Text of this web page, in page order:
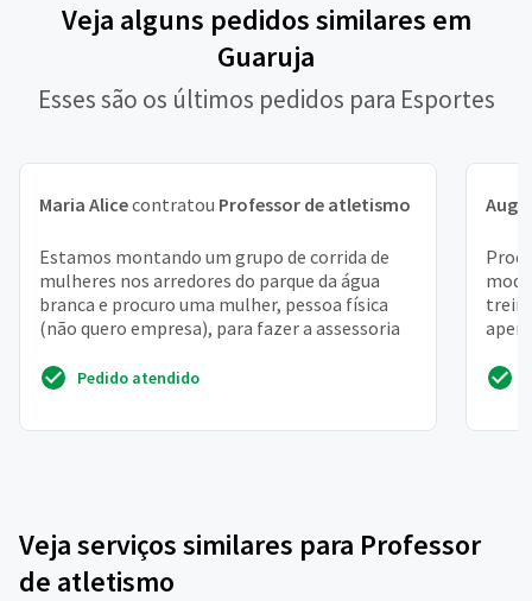
Veja alguns pedidos similares em
Guaruja
Esses são os últimos pedidos para Esportes
Maria Alicecontratou Professor de atletismo
Estamos montando um grupo de corrida de
mulheres nos arredores do parque da água
branca e procuro uma mulher, pessoa física
(não quero empresa), para fazer a assessoria
Pedido atendido
Veja serviços similares para Professor
de atletismo